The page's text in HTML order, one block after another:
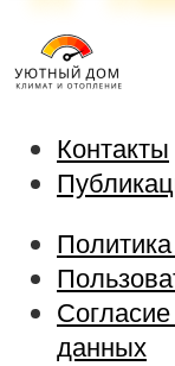
Контакты
данных